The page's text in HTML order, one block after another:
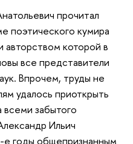
прочитал
поэтического кумира
авторством которой в
все представители
Впрочем, труды не
удалось приоткрыть
всеми забытого
Ильич
е годы общепризнанным